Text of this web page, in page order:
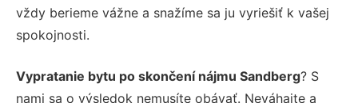
vždy berieme vážne a snažíme sa ju vyriešiť k vašej
spokojnosti.
Vypratanie bytu po skončení nájmu Sandberg? S
nami sa o výsledok nemusíte obávať. Neváhajte a